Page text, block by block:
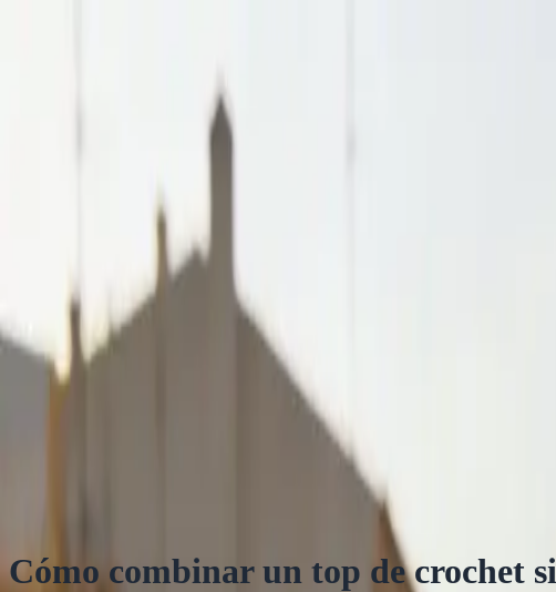
Cómo Combinar un Top de Crochet: 12 Looks de Verano
looks-verano outfits-mujer
Cómo Combinar un Top de Crochet: 12 Looks
Cómo combinar un top de crochet